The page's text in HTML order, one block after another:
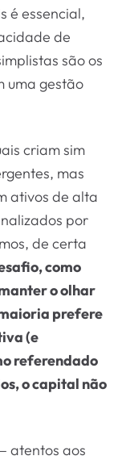
é essencial,
de
são os
uma gestão
criam sim
mas
ativos de alta
por
de certa
como
o olhar
prefere
(e
referendado
o capital não
atentos aos